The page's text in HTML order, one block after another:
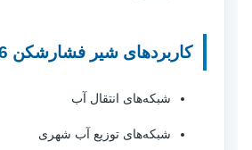
کاربردهای شیر فشارشکن PN16 میراب
شبکه‌های انتقال آب
شبکه‌های توزیع آب شهری